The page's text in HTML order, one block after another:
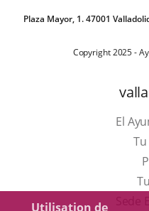
Utilisation de
Plaza Mayor, 1. 47001
Copyright 2025 -
El